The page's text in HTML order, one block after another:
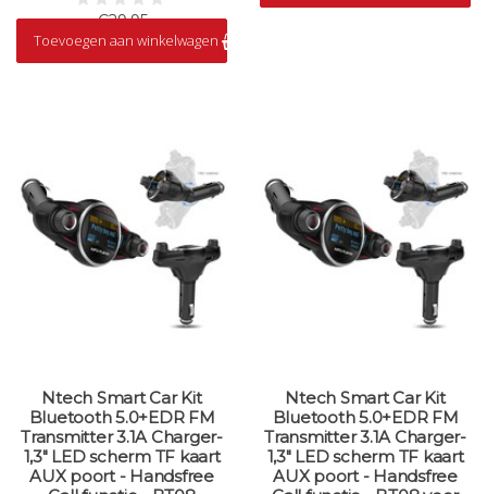
€29,95
Op voorraad
Toevoegen aan winkelwagen
Ntech Smart Car Kit
Bluetooth 5.0+EDR FM
Transmitter 3.1A Charger-
1,3" LED scherm TF kaart
AUX poort - Handsfree
Ntech Smart Car Kit
Bluetooth 5.0+EDR FM
Transmitter 3.1A Charger-
1,3" LED scherm TF kaart
AUX poort - Handsfree